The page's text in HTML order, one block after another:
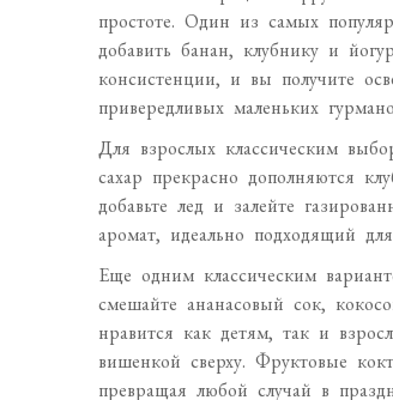
простоте. Один из самых
добавить банан, клубнику и
консистенции, и вы получите
привередливых маленьких
Для взрослых классическим
сахар прекрасно дополняются
добавьте лед и залейте
аромат, идеально подходящий
Еще одним классическим
смешайте ананасовый сок,
нравится как детям, так и
вишенкой сверху. Фруктовые
превращая любой случай в